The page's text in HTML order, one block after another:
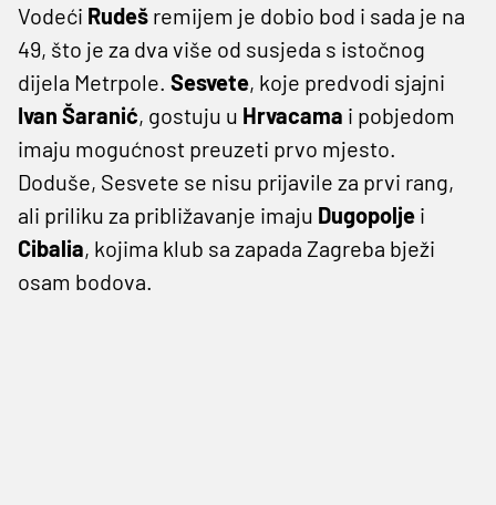
Vodeći Rudeš remijem je dobio bod i sada je na
49, što je za dva više od susjeda s istočnog
dijela Metrpole. Sesvete, koje predvodi sjajni
Ivan Šaranić, gostuju u Hrvacama i pobjedom
imaju mogućnost preuzeti prvo mjesto.
Doduše, Sesvete se nisu prijavile za prvi rang,
ali priliku za približavanje imaju Dugopolje i
Cibalia, kojima klub sa zapada Zagreba bježi
osam bodova.